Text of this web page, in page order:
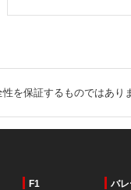
を保証するものではあり
F1 バ